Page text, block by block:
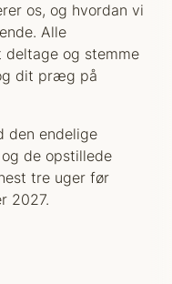
os, og hvordan vi
Alle
deltage og stemme
dit præg på
den endelige
de opstillede
tre uger før
2027.